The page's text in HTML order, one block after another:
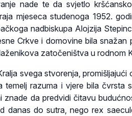
nade te da svjetlo
mjeseca studenoga 1952.
nadbiskupa Alojzija
Crkve i domovine bila snažan
zatočeništva u rodnom
svega stvorenja, promišljajući
temelj razuma i vjere bila čvrsta
znade da predvidi čitavu
danas do sutra, nego rex